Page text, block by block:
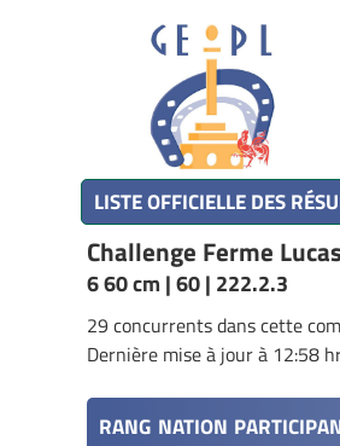
LISTE OFFICIELLE DES
Challenge Ferme
6 60 cm | 60 | 222.2.3
29 concurrents dans cette
Dernière mise à jour à 12:58
RANG NATION